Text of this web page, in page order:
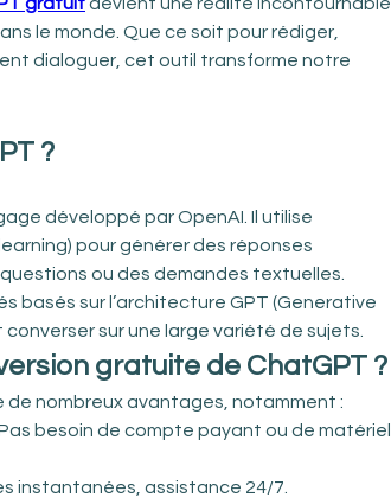
le monde. Que ce soit pour rédiger,
dialoguer, cet outil transforme notre
?
développé par OpenAI. Il utilise
pour générer des réponses
ou des demandes textuelles.
basés sur l’architecture GPT (Generative
sur une large variété de sujets.
gratuite de ChatGPT ?
de nombreux avantages, notamment :
besoin de compte payant ou de matériel
instantanées, assistance 24/7.